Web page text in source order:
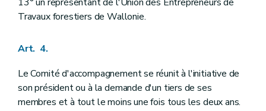
Travaux forestiers de Wallonie.
Art. 4.
Le Comité d'accompagnement se réunit à l'initiative de
son président ou à la demande d'un tiers de ses
membres et à tout le moins une fois tous les deux ans.